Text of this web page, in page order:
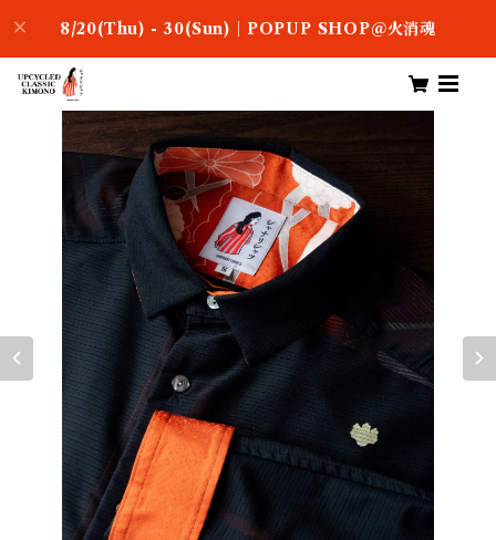
8/20(Thu) - 30(Sun)｜POPUP SHOP＠火消魂